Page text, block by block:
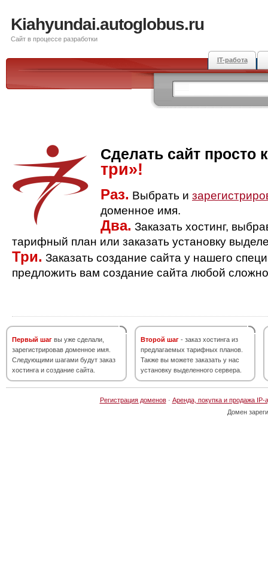
Kiahyundai.autoglobus.ru
Сайт в процессе разработки
IT-работа
Сделать сайт просто
три»!
Раз. Выбрать и
доменное имя.
Два. Заказать хостинг,
тарифный план или заказать установку
Три. Заказать создание сайта у нашего
предложить вам создание сайта любой
Первый шаг вы уже сделали,
зарегистрировав доменное имя.
Следующими шагами будут заказ
хостинга и создание сайта.
Второй шаг - заказ хостинга из
предлагаемых тарифных планов.
Также вы можете заказать у нас
установку выделенного сервера.
Регистрация доменов· Аренда, покупка и продажа IP-
Домен